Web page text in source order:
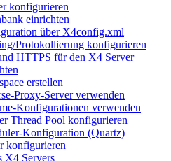
konfigurieren
einrichten
über X4config.xml
Protokollierung konfigurieren
HTTPS für den X4 Server
erstellen
Proxy-Server verwenden
Konfigurationen verwenden
Thread Pool konfigurieren
Konfiguration (Quartz)
konfigurieren
X4 Servers